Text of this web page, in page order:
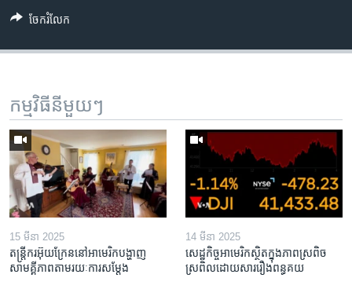
ចែករំលែក
កម្មវិធី​នីមួយៗ
15 មីនា 2025
តន្ត្រីករ​អ៊ុយក្រែន​នៅ​អាមេរិក​បង្ហាញ​
សាមគ្គីភាព​តាម​រយៈ​ការសម្តែង
14 មីនា 2025
សេដ្ឋកិច្ច​អាមេរិក​ស្ថិត​ក្នុង​ភាពស្រពិច
ស្រពិល​ដោយសារ​រឿង​ពន្ធគយ